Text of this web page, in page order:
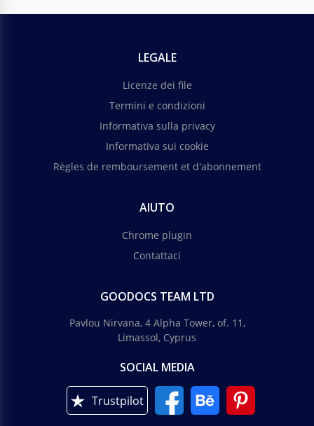
LEGALE
Licenze dei file
Termini e condizioni
Informativa sulla privacy
Informativa sui cookie
Règles de remboursement et d'abonnement
AIUTO
Chrome plugin
Contattaci
GOODOCS TEAM LTD
Pavlou Nirvana, 4 Alpha Tower, of. 11,
Limassol, Cyprus
SOCIAL MEDIA
Trustpilot